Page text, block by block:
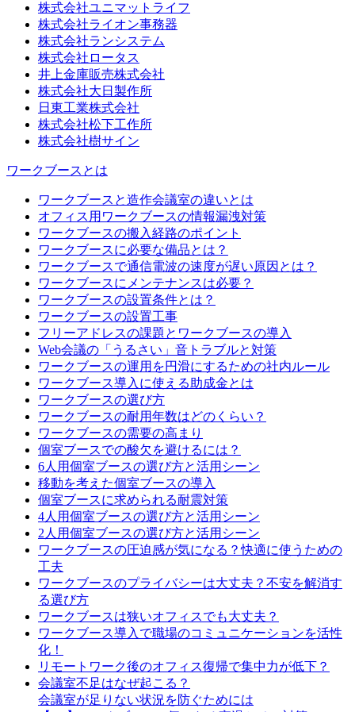
株式会社ユニマットライフ
株式会社ライオン事務器
株式会社ランシステム
株式会社ロータス
井上金庫販売株式会社
株式会社大日製作所
日東工業株式会社
株式会社松下工作所
株式会社樹サイン
ワークブースとは
ワークブースと造作会議室の違いとは
オフィス用ワークブースの情報漏洩対策
ワークブースの搬入経路のポイント
ワークブースに必要な備品とは？
ワークブースで通信電波の速度が遅い原因とは？
ワークブースにメンテナンスは必要？
ワークブースの設置条件とは？
ワークブースの設置工事
フリーアドレスの課題とワークブースの導入
Web会議の「うるさい」音トラブルと対策
ワークブースの運用を円滑にするための社内ルール
ワークブース導入に使える助成金とは
ワークブースの選び方
ワークブースの耐用年数はどのくらい？
ワークブースの需要の高まり
個室ブースでの酸欠を避けるには？
6人用個室ブースの選び方と活用シーン
移動を考えた個室ブースの導入
個室ブースに求められる耐震対策
4人用個室ブースの選び方と活用シーン
2人用個室ブースの選び方と活用シーン
ワークブースの圧迫感が気になる？快適に使うための
工夫
ワークブースのプライバシーは大丈夫？不安を解消す
る選び方
ワークブースは狭いオフィスでも大丈夫？
ワークブース導入で職場のコミュニケーションを活性
化！
リモートワーク後のオフィス復帰で集中力が低下？
会議室不足はなぜ起こる？
会議室が足りない状況を防ぐためには